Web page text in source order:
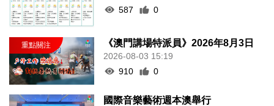
587
0
《澳門講場特派員》2026年8月3日
2026-08-03 15:19
910
0
國際音樂藝術週本澳舉行